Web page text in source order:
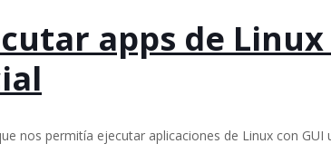
apps de Linux
nos permitía ejecutar aplicaciones de Linux con